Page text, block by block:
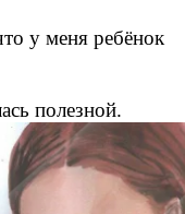
у меня ребёнок
полезной.